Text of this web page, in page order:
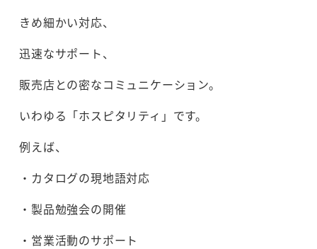
きめ細かい対応、
迅速なサポート、
販売店との密なコミュニケーション。
いわゆる「ホスピタリティ」です。
例えば、
・カタログの現地語対応
・製品勉強会の開催
・営業活動のサポート